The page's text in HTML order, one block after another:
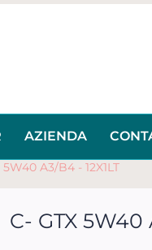
AZIENDA
5W40 A3/B4 - 12X1LT
C- GTX 5W40